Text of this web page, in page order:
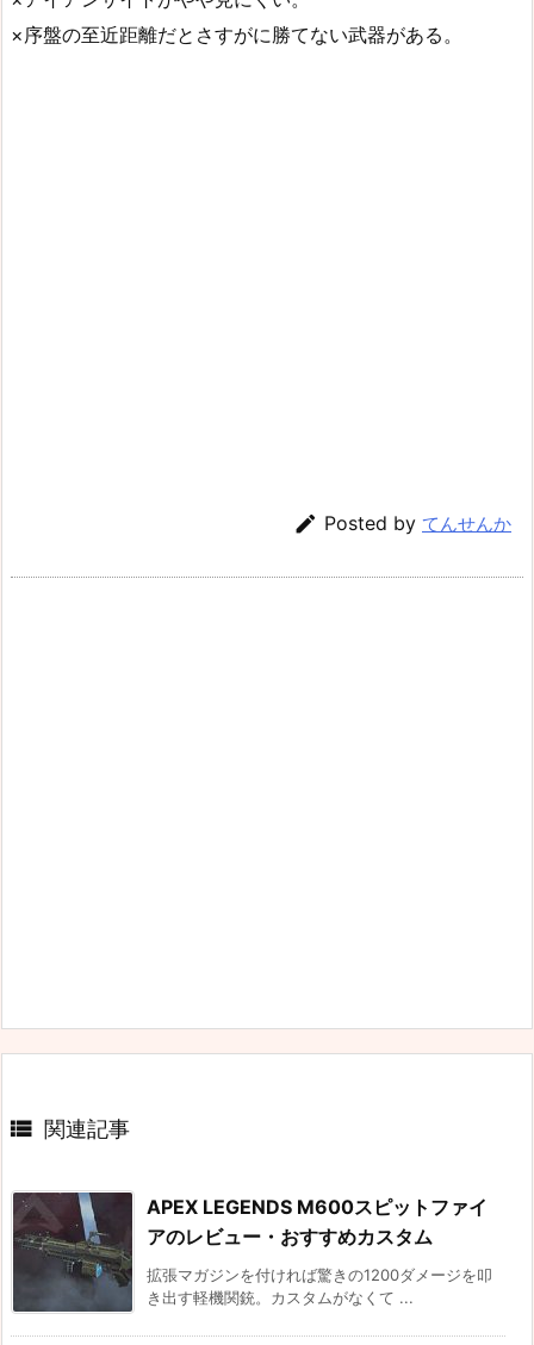
×序盤の至近距離だとさすがに勝てない武器がある。
 Posted by てんせんか
 関連記事
APEX LEGENDS M600スピットファイ
アのレビュー・おすすめカスタム
拡張マガジンを付ければ驚きの1200ダメージを叩
き出す軽機関銃。カスタムがなくて ...